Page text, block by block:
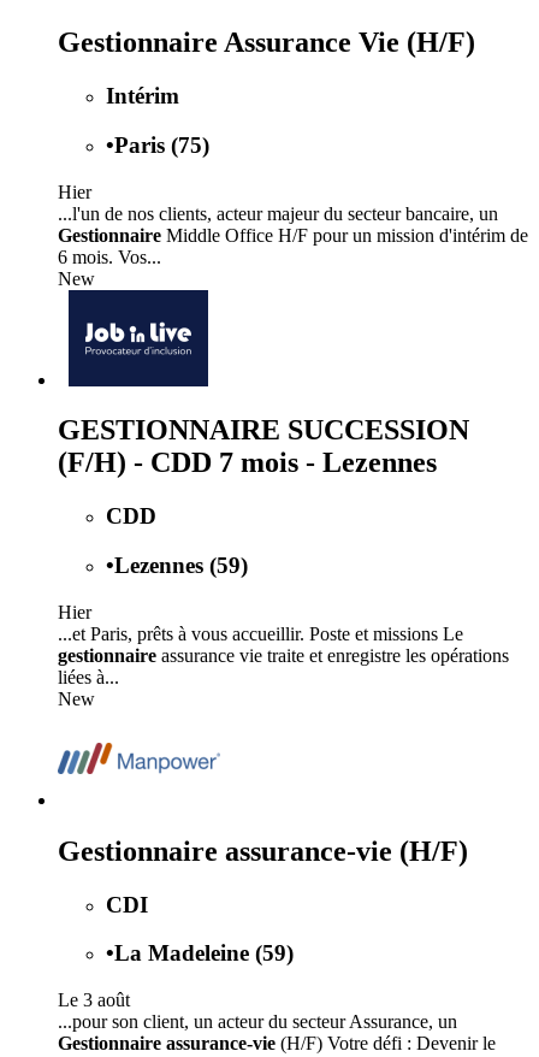
Gestionnaire Assurance Vie (H/F)
Intérim
•Paris (75)
Hier
...l'un de nos clients, acteur majeur du secteur bancaire, un
Gestionnaire Middle Office H/F pour un mission d'intérim de
6 mois. Vos...
New
GESTIONNAIRE SUCCESSION
(F/H) - CDD 7 mois - Lezennes
CDD
•Lezennes (59)
Hier
...et Paris, prêts à vous accueillir. Poste et missions Le
gestionnaire assurance vie traite et enregistre les opérations
liées à...
New
Gestionnaire assurance-vie (H/F)
CDI
•La Madeleine (59)
Le 3 août
...pour son client, un acteur du secteur Assurance, un
Gestionnaire assurance-vie (H/F) Votre défi : Devenir le